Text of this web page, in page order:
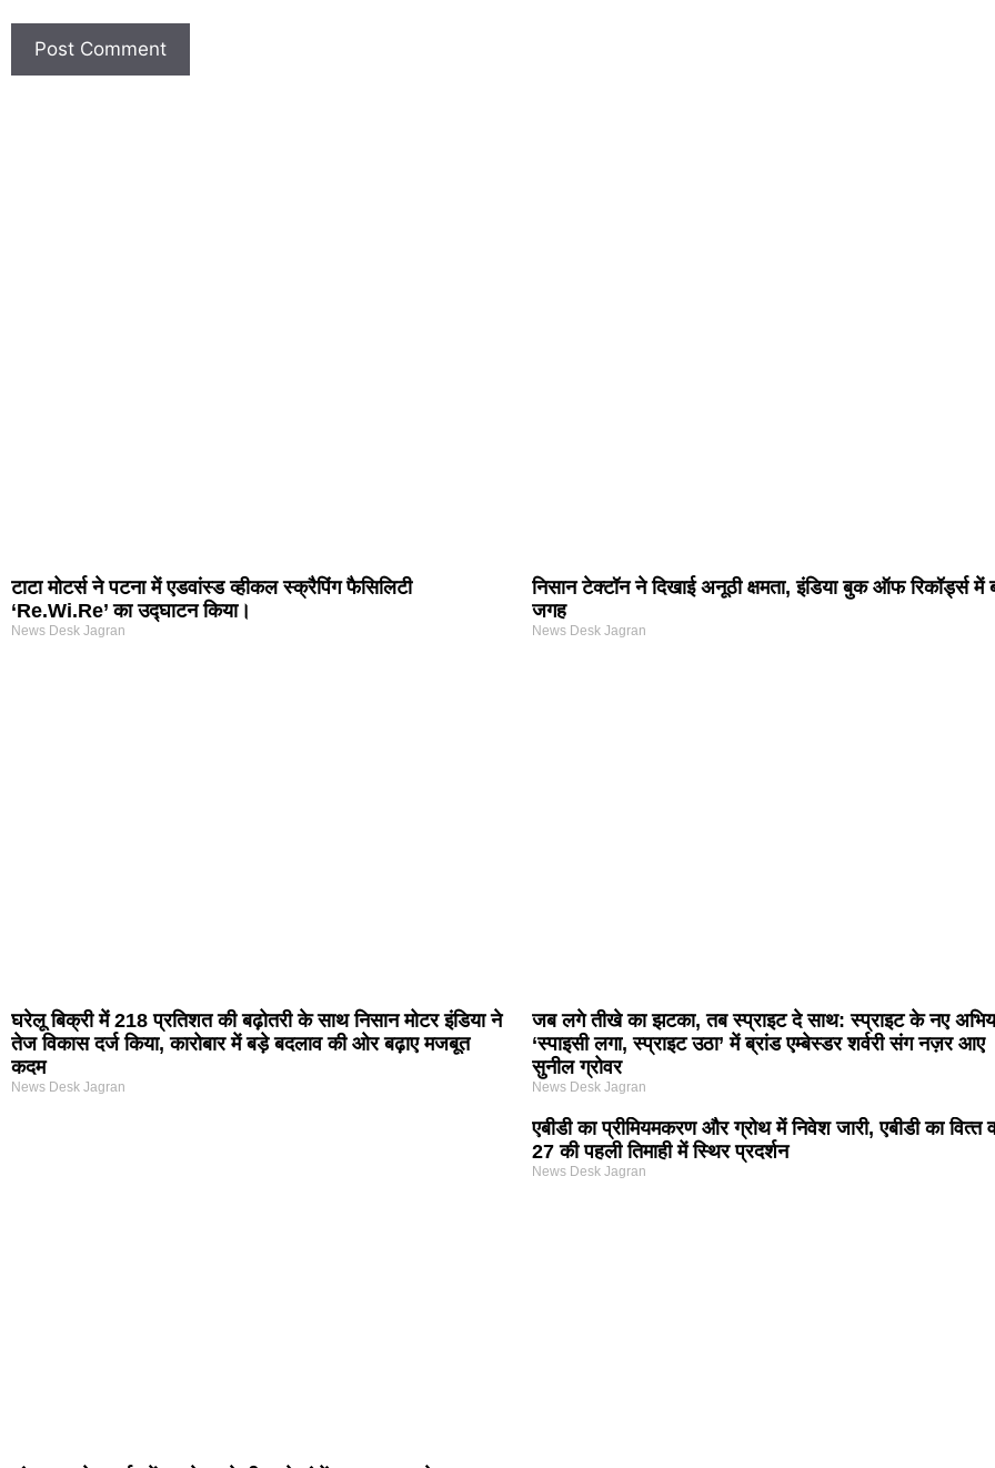
टाटा मोटर्स ने पटना में एडवांस्ड व्हीकल स्क्रैपिंग फैसिलिटी
‘Re.Wi.Re’ का उद्घाटन किया।
News Desk Jagran
निसान टेक्टॉन ने दिखाई अनूठी क्षमता, इंडिया बुक ऑफ रिकॉर्ड्स में
जगह
News Desk Jagran
घरेलू बिक्री में 218 प्रतिशत की बढ़ोतरी के साथ निसान मोटर इंडिया ने
तेज विकास दर्ज किया, कारोबार में बड़े बदलाव की ओर बढ़ाए मजबूत
कदम
News Desk Jagran
जब लगे तीखे का झटका, तब स्प्राइट दे साथ: स्प्राइट के नए
‘स्पाइसी लगा, स्प्राइट उठा’ में ब्रांड एम्बेस्डर शर्वरी संग नज़र आए
सुनील ग्रोवर
News Desk Jagran
एबीडी का प्रीमियमकरण और ग्रोथ में निवेश जारी, एबीडी का वित्‍त
27 की पहली तिमाही में स्थिर प्रदर्शन
News Desk Jagran